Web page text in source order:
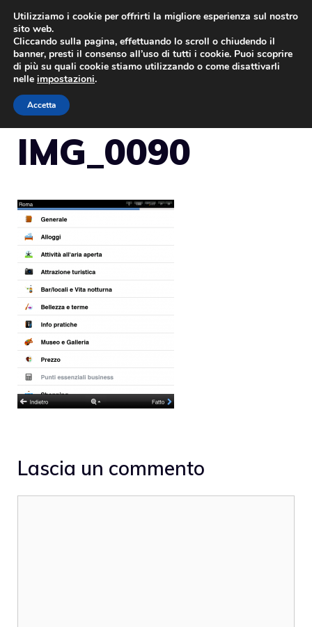
Vai
contenuto
IMG_0090
Lascia un commento
Utilizziamo i cookie per offrirti la migliore esperienza sul nostro
sito web.
Cliccando sulla pagina, effettuando lo scroll o chiudendo il
banner, presti il consenso all’uso di tutti i cookie. Puoi scoprire
di più su quali cookie stiamo utilizzando o come disattivarli
nelle impostazioni.
Accetta